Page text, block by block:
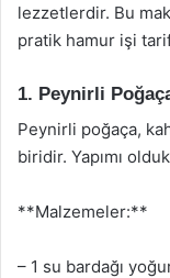
lezzetlerdir. Bu
pratik hamur işi
1. Peynirli
Peynirli poğaça,
biridir. Yapımı
**Malzemeler:**
– 1 su bardağı